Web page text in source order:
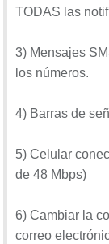
TODAS las
3) Mensajes
los números.
4) Barras de
5) Celular
de 48 Mbps)
6) Cambiar la
correo